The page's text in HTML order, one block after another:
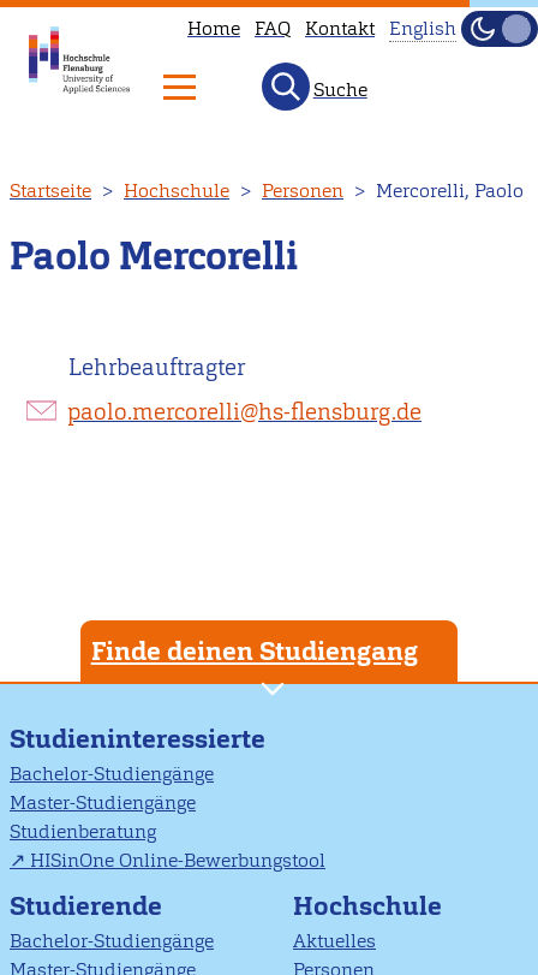
zum
Inhalt
Home FAQ Kontakt
not
English
Hell
Suche
Startseite Hochschule Personen Mercorelli, Paolo
Paolo Mercorelli
Lehrbeauftragter
paolo.mercorelli@hs-flensburg.de
Finde deinen Studiengang
Studieninteressierte
Bachelor-Studiengänge
Master-Studiengänge
Studienberatung
HISinOne Online-Bewerbungstool
Studierende
Bachelor-Studiengänge
Master-Studiengänge
Hochschule
Aktuelles
Personen